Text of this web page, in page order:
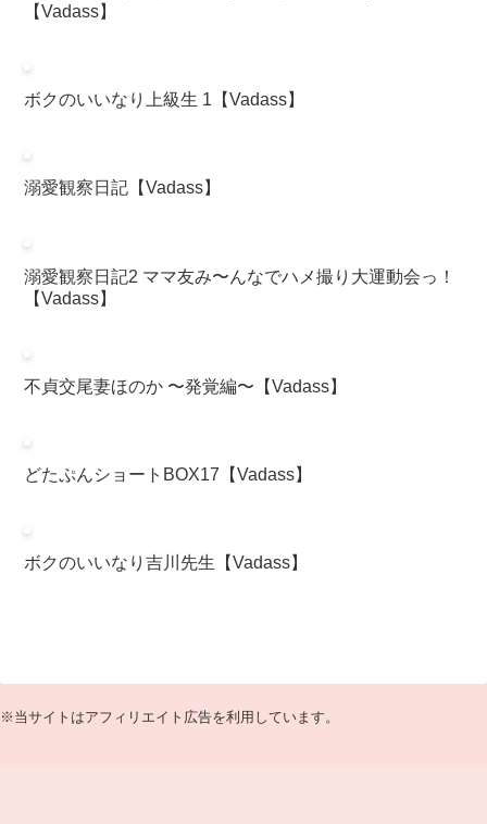
【Vadass】
ボクのいいなり上級生 1【Vadass】
溺愛観察日記【Vadass】
溺愛観察日記2 ママ友み〜んなでハメ撮り大運動会っ！
【Vadass】
不貞交尾妻ほのか 〜発覚編〜【Vadass】
どたぷんショートBOX17【Vadass】
ボクのいいなり吉川先生【Vadass】
※当サイトはアフィリエイト広告を利用しています。